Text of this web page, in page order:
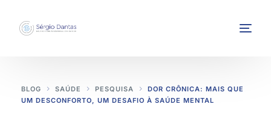
BLOG SAÚDE PESQUISA
DOR CRÔNICA: MAIS QUE
UM DESCONFORTO, UM DESAFIO À SAÚDE MENTAL